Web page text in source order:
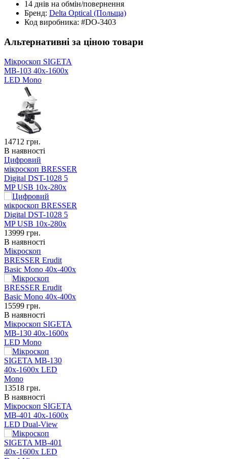
14 днів на обмін/повернення
Бренд: Delta Optical (Польща)
Код виробника: #DO-3403
Альтернативні за ціною товари
Мікроскоп SIGETA
MB-103 40x-1600x
LED Mono
14712 грн.
В наявності
Цифровий
мікроскоп BRESSER
Digital DST-1028 5
MP USB 10x-280x
13999 грн.
В наявності
Мікроскоп
BRESSER Erudit
Basic Mono 40x-400x
15599 грн.
В наявності
Мікроскоп SIGETA
MB-130 40x-1600x
LED Mono
13518 грн.
В наявності
Мікроскоп SIGETA
MB-401 40x-1600x
LED Dual-View